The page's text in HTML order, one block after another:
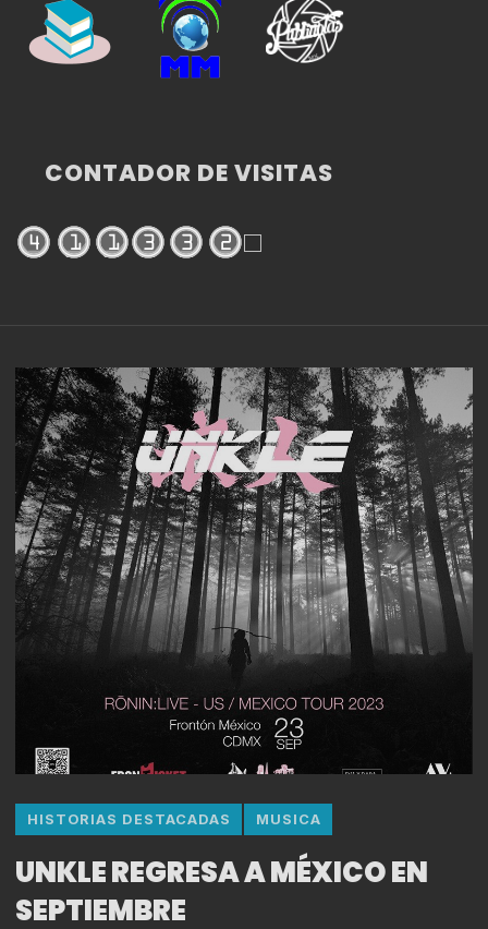
CONTADOR DE VISITAS
HISTORIAS DESTACADAS MUSICA
UNKLE REGRESA A MÉXICO EN
SEPTIEMBRE